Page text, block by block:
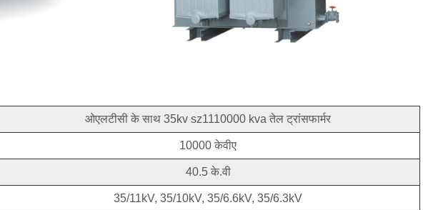
ओएलटीसी के साथ 35kv sz1110000 kva तेल ट्रांसफार्मर
10000 केवीए
40.5 के.वी
35/11kV, 35/10kV, 35/6.6kV, 35/6.3kV